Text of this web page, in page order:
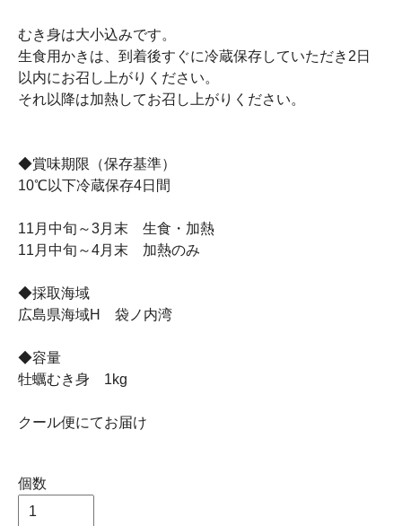
むき身は大小込みです。
生食用かきは、到着後すぐに冷蔵保存していただき2日
以内にお召し上がりください。
それ以降は加熱してお召し上がりください。
◆賞味期限（保存基準）
10℃以下冷蔵保存4日間
11月中旬～3月末 生食・加熱
11月中旬～4月末 加熱のみ
◆採取海域
広島県海域H 袋ノ内湾
◆容量
牡蠣むき身 1kg
クール便にてお届け
個数